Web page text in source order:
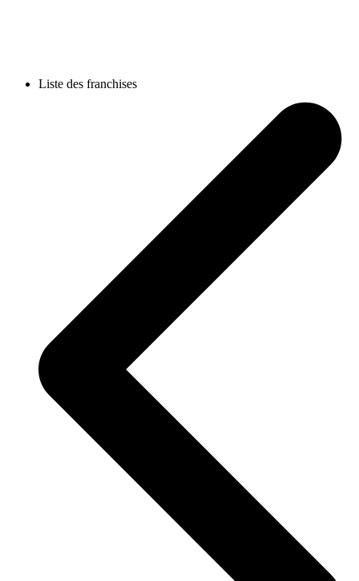
Liste des franchises